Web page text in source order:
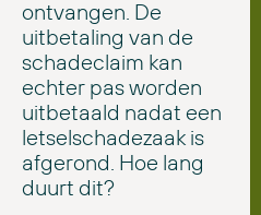
ontvangen. De
uitbetaling van de
schadeclaim kan
echter pas worden
uitbetaald nadat een
letselschadezaak is
afgerond. Hoe lang
duurt dit?